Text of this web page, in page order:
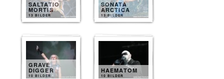
SALTATIO
MORTIS
13 BILDER
SONATA
ARCTICA
13 BILDER
GRAVE
DIGGER
10 BILDER
HAEMATOM
10 BILDER